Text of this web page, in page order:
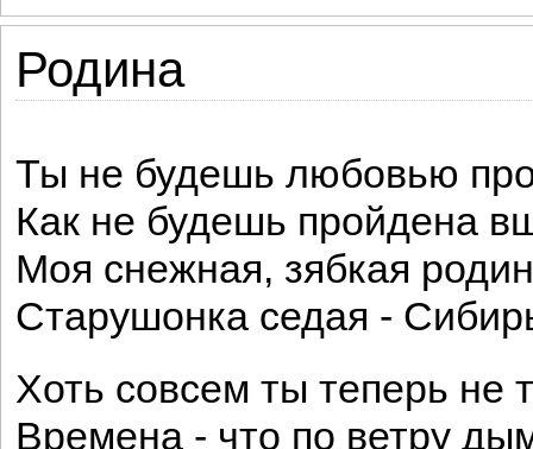
Родина
Ты не будешь любовью
Как не будешь пройдена
Моя снежная, зябкая
Старушонка седая -
Хоть совсем ты теперь не
Времена - что по ветру